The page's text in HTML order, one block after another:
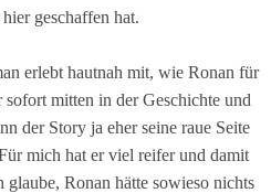
geschaffen hat.
erlebt hautnah mit, wie Ronan für
mitten in der Geschichte und
der Story ja eher seine raue Seite
mich hat er viel reifer und damit
Ronan hätte sowieso nichts